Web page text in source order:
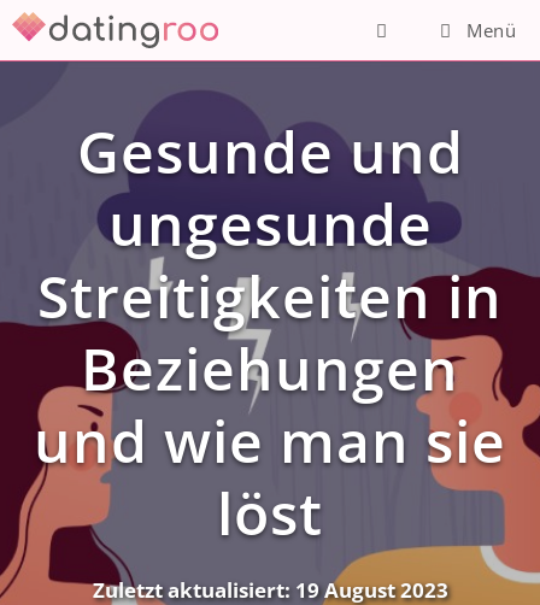
Zum
Inhalt
Menü
Gesunde und
ungesunde
Streitigkeiten in
Beziehungen
und wie man sie
löst
Zuletzt aktualisiert: 19 August 2023